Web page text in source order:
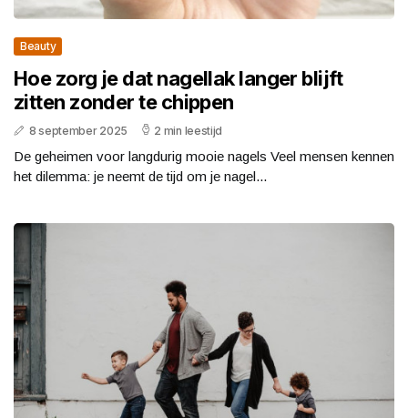
Beauty
Hoe zorg je dat nagellak langer blijft
zitten zonder te chippen
8 september 2025 2 min leestijd
De geheimen voor langdurig mooie nagels Veel mensen kennen
het dilemma: je neemt de tijd om je nagel...